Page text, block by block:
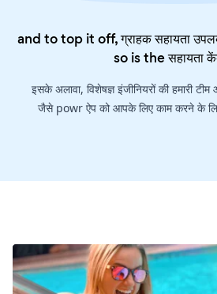
and to top it off, ग्राहक सहायता
so is theसहायता
इसके अलावा, विशेषज्ञ इंजीनियरों की हमारी
जैसे powr ऐप को आपके लिए काम करने के